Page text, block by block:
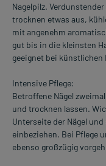
Nagelpilz.
trocknen etwas aus,
mit angenehm
gut bis in die kleinsten
geeignet bei künstlichen
Intensive Pflege:
Betroffene Nägel
und trocknen lassen.
Unterseite der Nägel
einbeziehen. Bei Pflege
ebenso großzügig